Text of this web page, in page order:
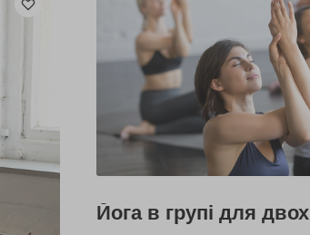
Йога в групі для двох